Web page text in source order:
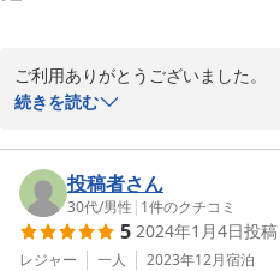
ご利用ありがとうございました。
快適にお過ごしいただけたという
2024-01-11
続きを読む
投稿者さん
30代/男性 | 1件のクチコミ
5 2024年1月4日投稿
レジャー 一人 2023年12月宿泊